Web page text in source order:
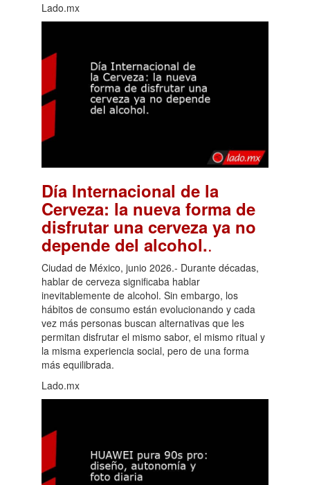
Lado.mx
Día Internacional de la
Cerveza: la nueva forma de
disfrutar una cerveza ya no
depende del alcohol..
Ciudad de México, junio 2026.- Durante décadas,
hablar de cerveza significaba hablar
inevitablemente de alcohol. Sin embargo, los
hábitos de consumo están evolucionando y cada
vez más personas buscan alternativas que les
permitan disfrutar el mismo sabor, el mismo ritual y
la misma experiencia social, pero de una forma
más equilibrada.
Lado.mx